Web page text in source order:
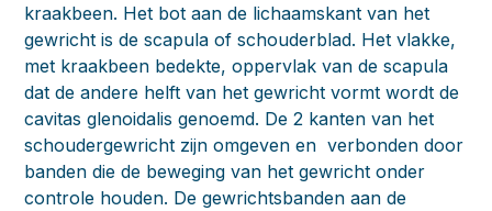
kraakbeen. Het bot aan de lichaamskant van het
gewricht is de scapula of schouderblad. Het vlakke,
met kraakbeen bedekte, oppervlak van de scapula
dat de andere helft van het gewricht vormt wordt de
cavitas glenoidalis genoemd. De 2 kanten van het
schoudergewricht zijn omgeven en verbonden door
banden die de beweging van het gewricht onder
controle houden. De gewrichtsbanden aan de